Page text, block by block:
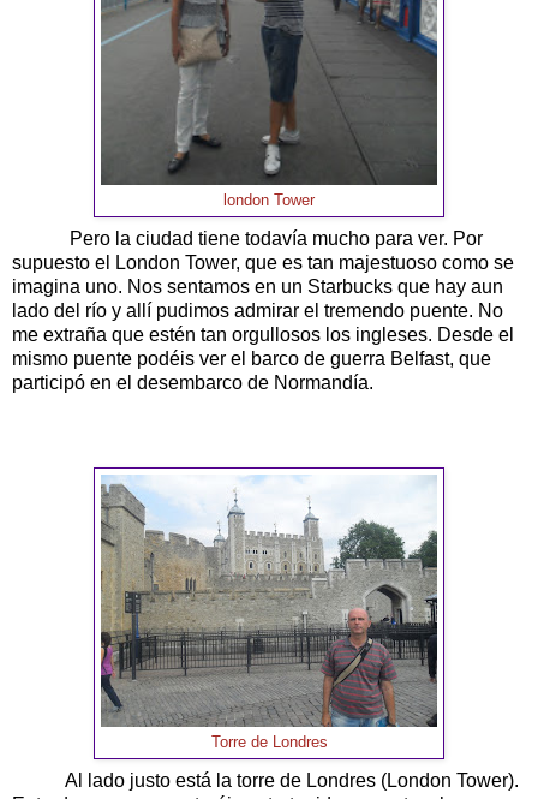
london Tower
Pero la ciudad tiene todavía mucho para ver. Por
supuesto el London Tower, que es tan majestuoso como se
imagina uno. Nos sentamos en un Starbucks que hay aun
lado del río y allí pudimos admirar el tremendo puente. No
me extraña que estén tan orgullosos los ingleses. Desde el
mismo puente podéis ver el barco de guerra Belfast, que
participó en el desembarco de Normandía.
Torre de Londres
Al lado justo está la torre de Londres (London Tower).